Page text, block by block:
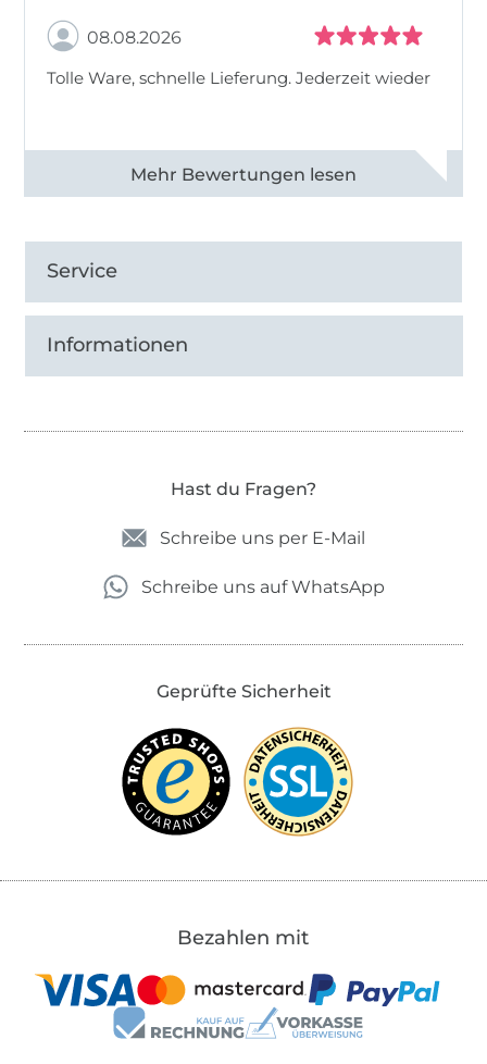
08.08.2026
Tolle Ware, schnelle Lieferung. Jederzeit wieder
Alle 83013 Bewertungen ansehen
Service
Informationen
Hast du Fragen?
Schreibe uns per E-Mail
Schreibe uns auf WhatsApp
Geprüfte Sicherheit
Bezahlen mit